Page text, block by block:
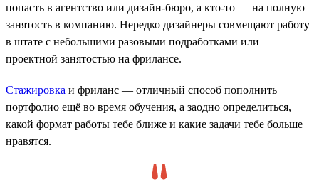
попасть в агентство или дизайн-бюро, а кто-то — на полную
занятость в компанию. Нередко дизайнеры совмещают работу
в штате с небольшими разовыми подработками или
проектной занятостью на фрилансе.
Стажировка и фриланс — отличный способ пополнить
портфолио ещё во время обучения, а заодно определиться,
какой формат работы тебе ближе и какие задачи тебе больше
нравятся.